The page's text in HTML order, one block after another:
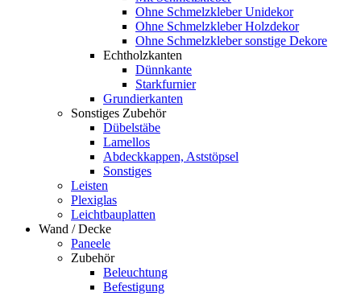
Ohne Schmelzkleber Unidekor
Ohne Schmelzkleber Holzdekor
Ohne Schmelzkleber sonstige Dekore
Echtholzkanten
Dünnkante
Starkfurnier
Grundierkanten
Sonstiges Zubehör
Dübelstäbe
Lamellos
Abdeckkappen, Aststöpsel
Sonstiges
Leisten
Plexiglas
Leichtbauplatten
Wand / Decke
Paneele
Zubehör
Beleuchtung
Befestigung